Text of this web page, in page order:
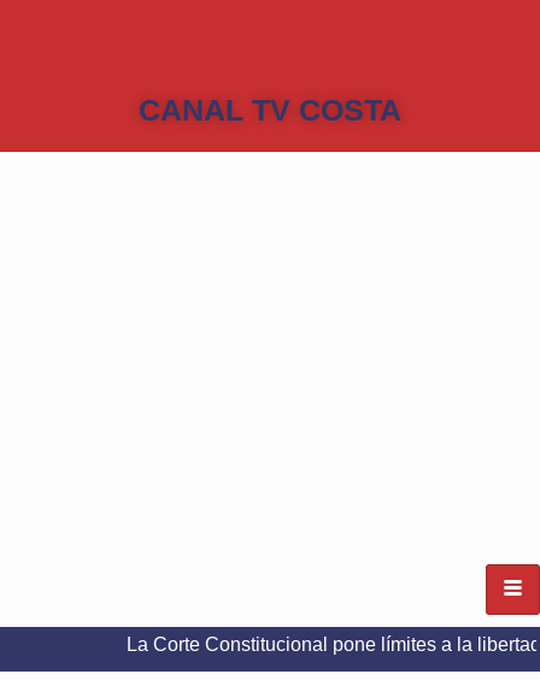
CANAL TV COSTA
La Corte Constitucional pone límites a la libertad de